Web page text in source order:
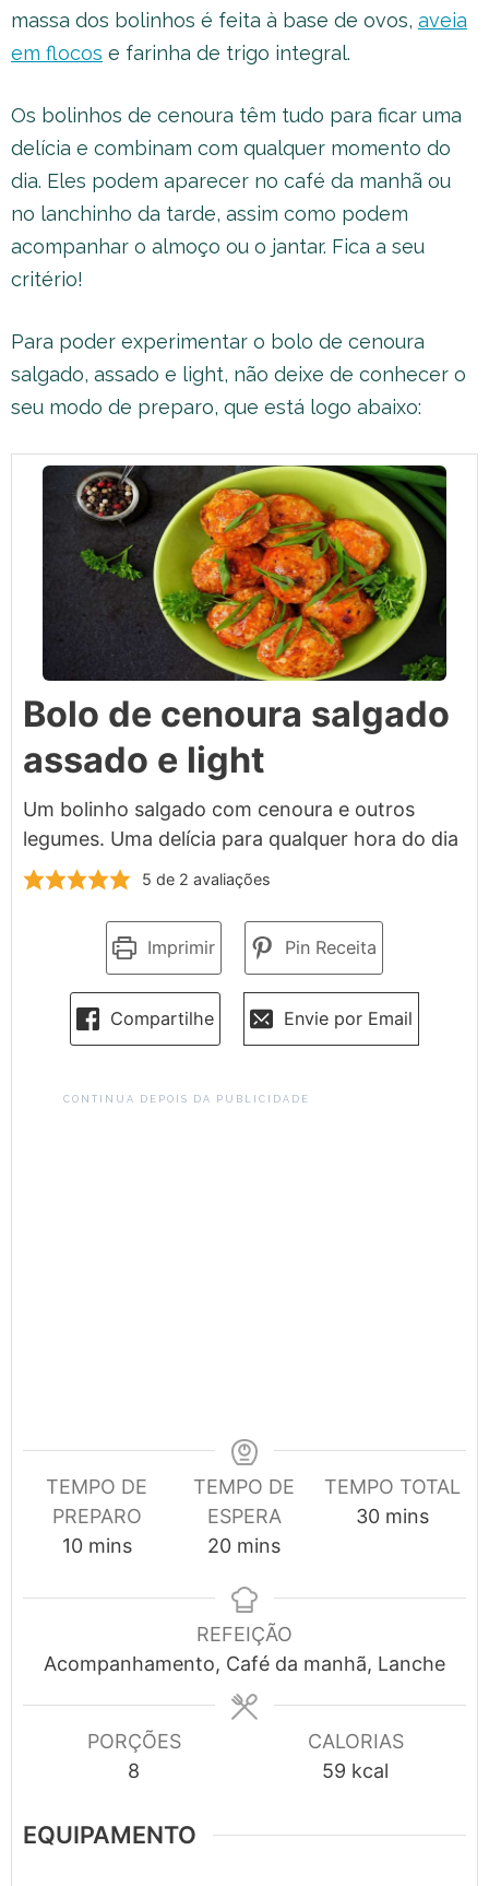
massa dos bolinhos é feita à base de ovos, aveia
em flocos e farinha de trigo integral.
Os bolinhos de cenoura têm tudo para ficar uma
delícia e combinam com qualquer momento do
dia. Eles podem aparecer no café da manhã ou
no lanchinho da tarde, assim como podem
acompanhar o almoço ou o jantar. Fica a seu
critério!
Para poder experimentar o bolo de cenoura
salgado, assado e light, não deixe de conhecer o
seu modo de preparo, que está logo abaixo:
Bolo de cenoura salgado
assado e light
Um bolinho salgado com cenoura e outros
legumes. Uma delícia para qualquer hora do dia
5 de 2 avaliações
Imprimir Pin Receita
Compartilhe Envie por Email
CONTINUA DEPOIS DA PUBLICIDADE
TEMPO DE
PREPARO
10minutes
mins
TEMPO DE
ESPERA
20minutes
mins
TEMPO TOTAL
30minutes
mins
REFEIÇÃO
Acompanhamento, Café da manhã, Lanche
PORÇÕES
8
CALORIAS
59 kcal
EQUIPAMENTO